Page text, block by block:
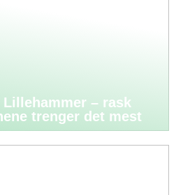
Lillehammer – rask
trenger det mest